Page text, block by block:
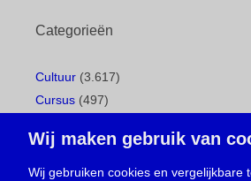
Categorieën
Cultuur (3.617)
Cursus (497)
Gemeentepagina(104)
Ingezonden brief(538)
Wij maken gebruik van
Wij gebruiken cookies en vergelijkbare